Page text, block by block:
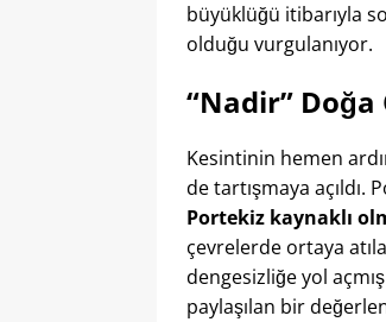
büyüklüğü itibarıyla
olduğu vurgulanıyor​.
“Nadir” Doğa
Kesintinin hemen
de tartışmaya
Portekiz kaynaklı
çevrelerde ortaya
dengesizliğe yol
paylaşılan bir